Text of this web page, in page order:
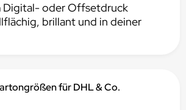
Digital- oder Offsetdruck
brillant und in deiner
für DHL & Co.